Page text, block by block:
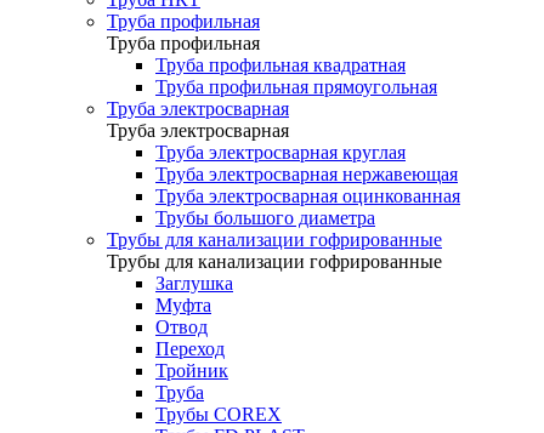
Труба профильная
Труба профильная
Труба профильная квадратная
Труба профильная прямоугольная
Труба электросварная
Труба электросварная
Труба электросварная круглая
Труба электросварная нержавеющая
Труба электросварная оцинкованная
Трубы большого диаметра
Трубы для канализации гофрированные
Трубы для канализации гофрированные
Заглушка
Муфта
Отвод
Переход
Тройник
Труба
Трубы COREX